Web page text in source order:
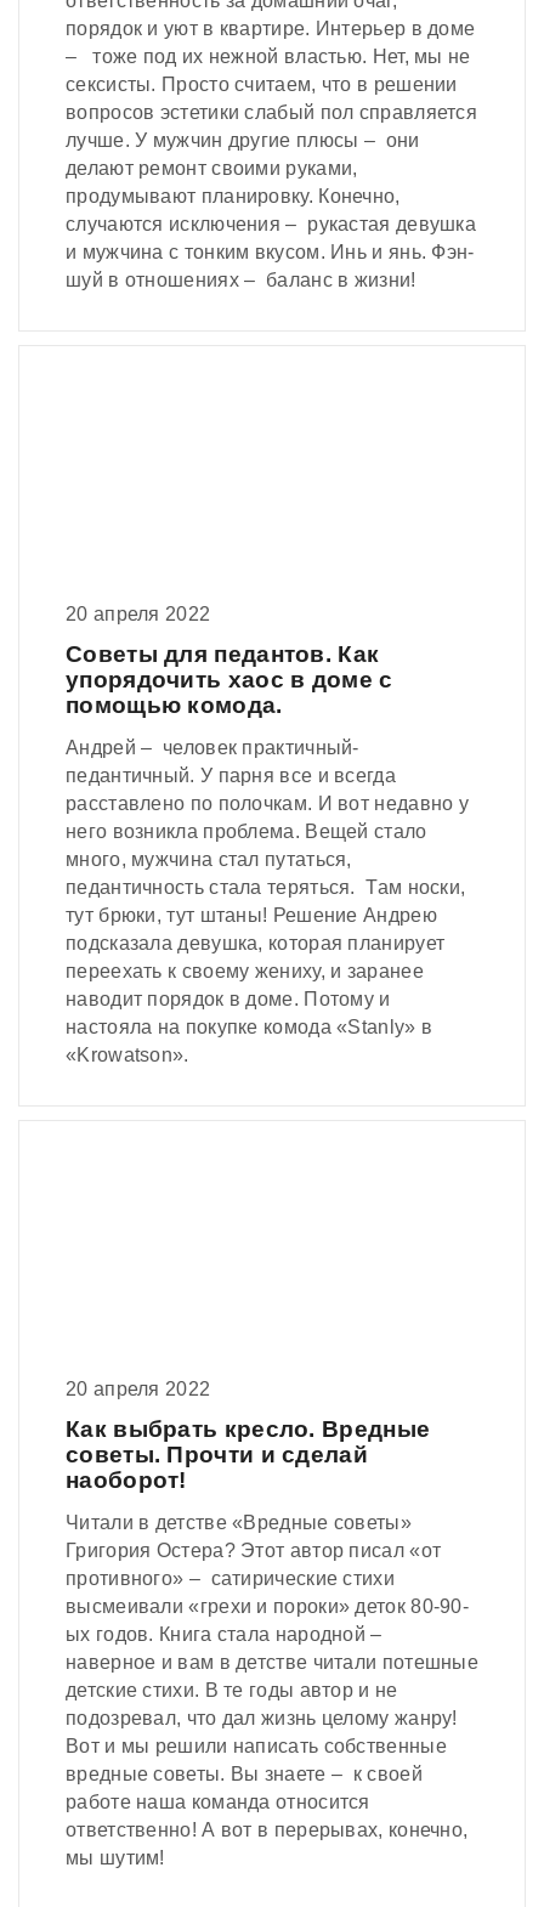
порядок и уют в квартире. Интерьер в доме
– тоже под их нежной властью. Нет, мы не
сексисты. Просто считаем, что в решении
вопросов эстетики слабый пол справляется
лучше. У мужчин другие плюсы – они
делают ремонт своими руками,
продумывают планировку. Конечно,
случаются исключения – рукастая девушка
и мужчина с тонким вкусом. Инь и янь. Фэн-
шуй в отношениях – баланс в жизни!
20 апреля 2022
Советы для педантов. Как
упорядочить хаос в доме с
помощью комода.
Андрей – человек практичный-
педантичный. У парня все и всегда
расставлено по полочкам. И вот недавно у
него возникла проблема. Вещей стало
много, мужчина стал путаться,
педантичность стала теряться. Там носки,
тут брюки, тут штаны! Решение Андрею
подсказала девушка, которая планирует
переехать к своему жениху, и заранее
наводит порядок в доме. Потому и
настояла на покупке комода «Stanly» в
«Krowatson».
20 апреля 2022
Как выбрать кресло. Вредные
советы. Прочти и сделай
наоборот!
Читали в детстве «Вредные советы»
Григория Остера? Этот автор писал «от
противного» – сатирические стихи
высмеивали «грехи и пороки» деток 80-90-
ых годов. Книга стала народной –
наверное и вам в детстве читали потешные
детские стихи. В те годы автор и не
подозревал, что дал жизнь целому жанру!
Вот и мы решили написать собственные
вредные советы. Вы знаете – к своей
работе наша команда относится
ответственно! А вот в перерывах, конечно,
мы шутим!